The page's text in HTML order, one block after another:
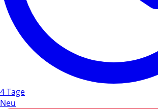
4 Tage
Neu